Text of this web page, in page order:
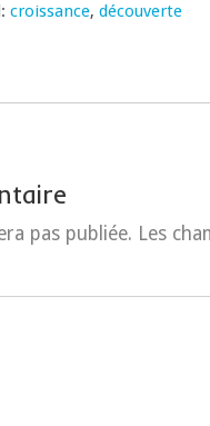
croissance, découverte
pas publiée. Les